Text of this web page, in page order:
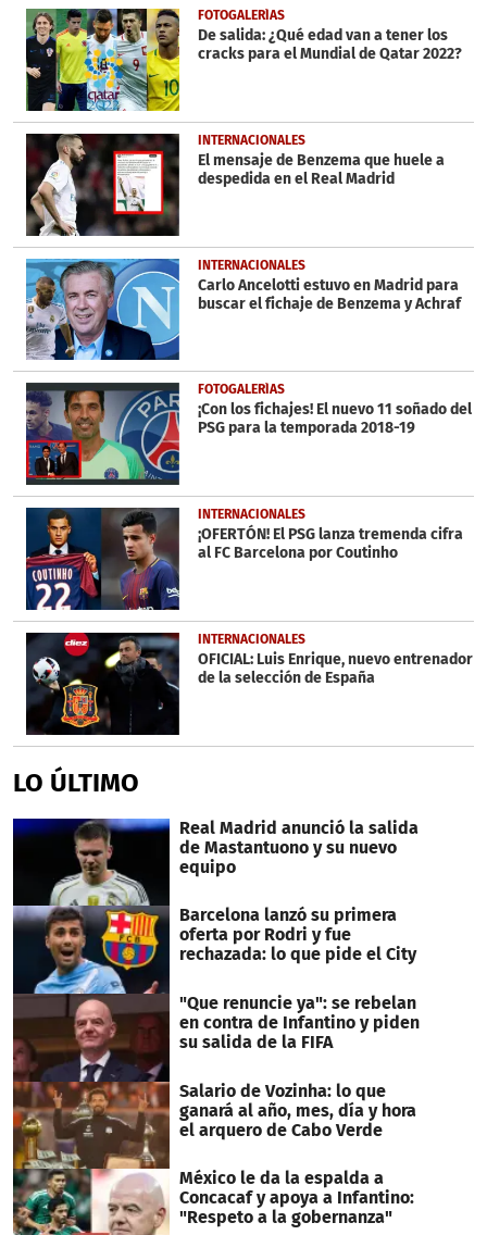
1
minute,
29
seconds
FOTOGALERÍAS
De salida: ¿Qué edad van a tener los
cracks para el Mundial de Qatar 2022?
INTERNACIONALES
El mensaje de Benzema que huele a
despedida en el Real Madrid
INTERNACIONALES
Carlo Ancelotti estuvo en Madrid para
buscar el fichaje de Benzema y Achraf
FOTOGALERÍAS
¡Con los fichajes! El nuevo 11 soñado del
PSG para la temporada 2018-19
INTERNACIONALES
¡OFERTÓN! El PSG lanza tremenda cifra
al FC Barcelona por Coutinho
INTERNACIONALES
OFICIAL: Luis Enrique, nuevo entrenador
de la selección de España
LO ÚLTIMO
Real Madrid anunció la salida
de Mastantuono y su nuevo
equipo
Barcelona lanzó su primera
oferta por Rodri y fue
rechazada: lo que pide el City
"Que renuncie ya": se rebelan
en contra de Infantino y piden
su salida de la FIFA
Salario de Vozinha: lo que
ganará al año, mes, día y hora
el arquero de Cabo Verde
México le da la espalda a
Concacaf y apoya a Infantino:
"Respeto a la gobernanza"